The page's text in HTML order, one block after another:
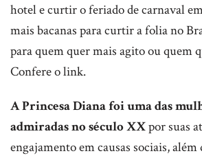
hotel e curtir o feriado de carnaval
mais bacanas para curtir a folia no
para quem quer mais agito ou quem
Confere o link.
A Princesa Diana foi uma das
admiradas no século XXpor suas
engajamento em causas sociais,